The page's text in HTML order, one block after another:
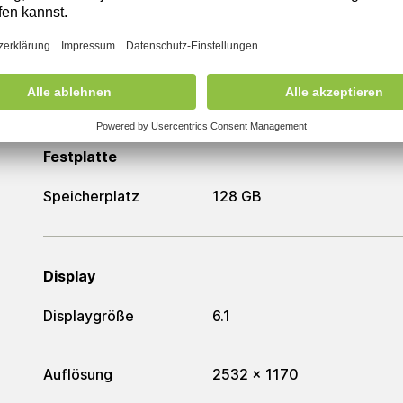
Arbeitsspeicher
Arbeitsspeicher 4 GB
Festplatte
Speicherplatz 128 GB
Display
Displaygröße 6.1
Auflösung 2532 x 1170